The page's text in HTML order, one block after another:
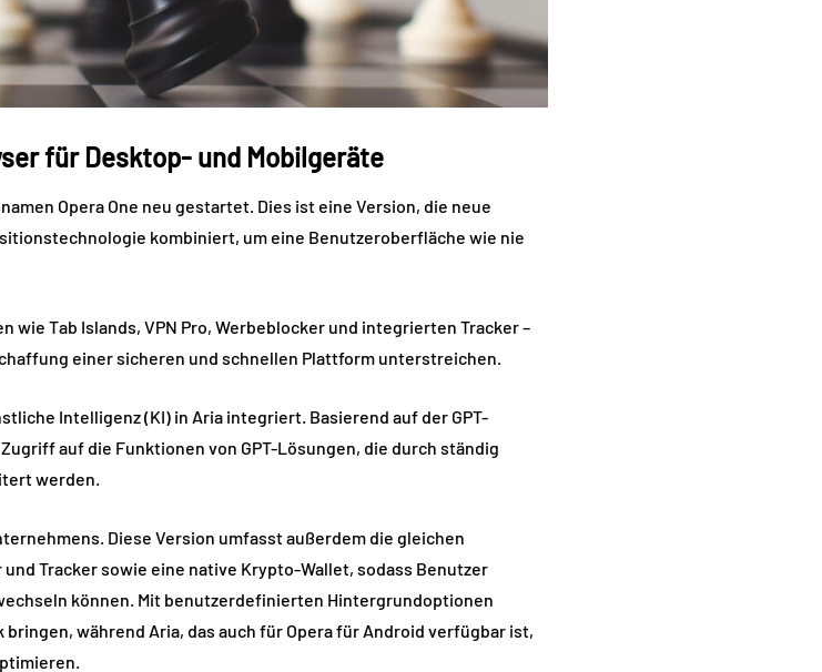
für Desktop- und Mobilgeräte
Opera One neu gestartet. Dies ist eine Version, die neue
kombiniert, um eine Benutzeroberfläche wie nie
Tab Islands, VPN Pro, Werbeblocker und integrierten Tracker –
einer sicheren und schnellen Plattform unterstreichen.
Intelligenz (KI) in Aria integriert. Basierend auf der GPT-
auf die Funktionen von GPT-Lösungen, die durch ständig
werden.
Diese Version umfasst außerdem die gleichen
Tracker sowie eine native Krypto-Wallet, sodass Benutzer
können. Mit benutzerdefinierten Hintergrundoptionen
während Aria, das auch für Opera für Android verfügbar ist,